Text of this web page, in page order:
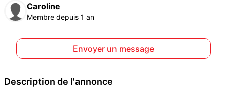
Caroline
Membre depuis 1 an
Envoyer un message
Description de l'annonce